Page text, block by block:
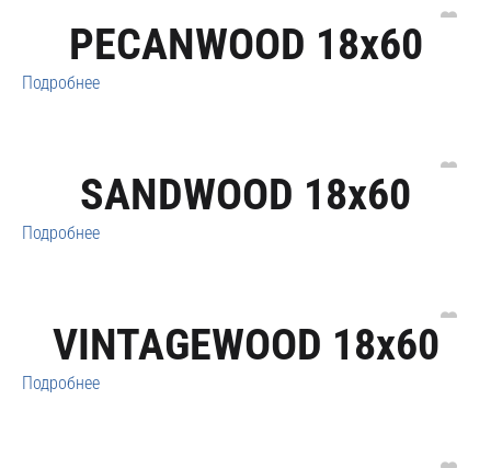
PECANWOOD 18x60
Подробнее
SANDWOOD 18x60
Подробнее
VINTAGEWOOD 18x60
Подробнее